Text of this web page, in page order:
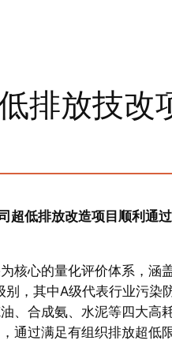
排放技改
超低排放改造项目顺利通
核心的量化评价体系，涵
别，其中A级代表行业污
、合成氨、水泥等四大高
通过满足有组织排放超